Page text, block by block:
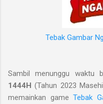
Tebak Gambar
Sambil menunggu waktu
1444H (Tahun 2023
memainkan gameTebak